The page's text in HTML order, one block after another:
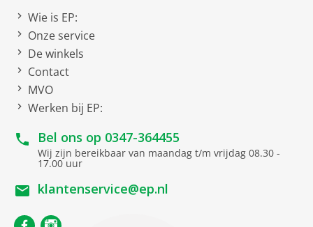
Filtersysteem
Kenmerken
Stofzakloos
Electronische
zuigkrachtregeling
Zuigtechnologie I
SensorBagless Technology
Wie is EP:
Onze service
De winkels
Contact
MVO
Werken bij EP:
Bel ons op 0347-364455
Wij zijn bereikbaar van maandag t/m vrijdag 08.30 -
17.00 uur
klantenservice@ep.nl